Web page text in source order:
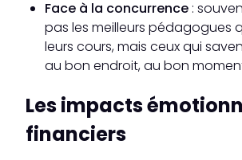
Face à la concurrence :
pas les meilleurs pédagogues
leurs cours, mais ceux qui
au bon endroit, au bon
Les impacts
financiers